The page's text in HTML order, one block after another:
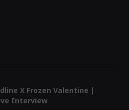
X Frozen Valentine |
Interview